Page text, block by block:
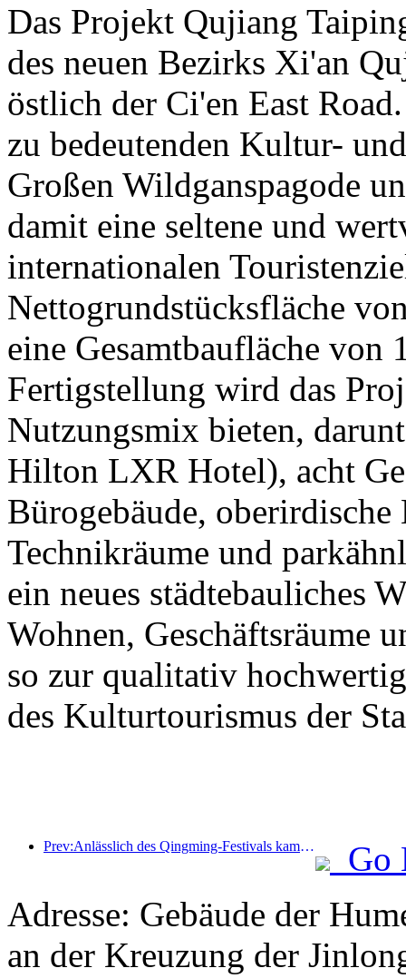
Das Projekt Qujiang
des neuen Bezirks Xi'an
östlich der Ci'en East
zu bedeutenden Kultur-
Großen Wildganspagode
damit eine seltene und
internationalen
Nettogrundstücksfläche
eine Gesamtbaufläche von
Fertigstellung wird das
Nutzungsmix bieten,
Hilton LXR Hotel), acht
Bürogebäude,
Technikräume und
ein neues städtebauliches
Wohnen, Geschäftsräume
so zur qualitativ
des Kulturtourismus der
Prev:Anlässlich des Qingming-Festivals kam es aufgrund des verlängerten Urlaubs zu einem Anstieg der Reisetätigkeit, wobei Ausflüge und die Besichtigung der Blütenpracht in vielen Städten zu erhöhten Besucherzahlen führten.
Go
Adresse: Gebäude der
an der Kreuzung der